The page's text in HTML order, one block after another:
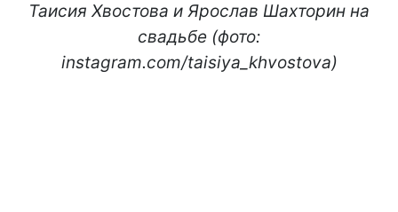
Таисия Хвостова и Ярослав Шахторин на
свадьбе (фото:
instagram.com/taisiya_khvostova)